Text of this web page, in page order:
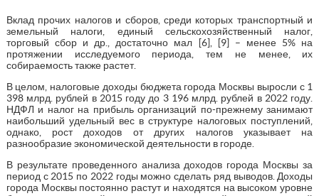
Вклад прочих налогов и сборов, среди которых транспортный и
земельный налоги, единый сельскохозяйственный налог,
торговый сбор и др., достаточно мал [6], [9] – менее 5% на
протяжении исследуемого периода, тем не менее, их
собираемость также растет.
В целом, налоговые доходы бюджета города Москвы выросли с 1
398 млрд. рублей в 2015 году до 3 196 млрд. рублей в 2022 году.
НДФЛ и налог на прибыль организаций по-прежнему занимают
наибольший удельный вес в структуре налоговых поступлений,
однако, рост доходов от других налогов указывает на
разнообразие экономической деятельности в городе.
В результате проведенного анализа доходов города Москвы за
период с 2015 по 2022 годы можно сделать ряд выводов. Доходы
города Москвы постоянно растут и находятся на высоком уровне